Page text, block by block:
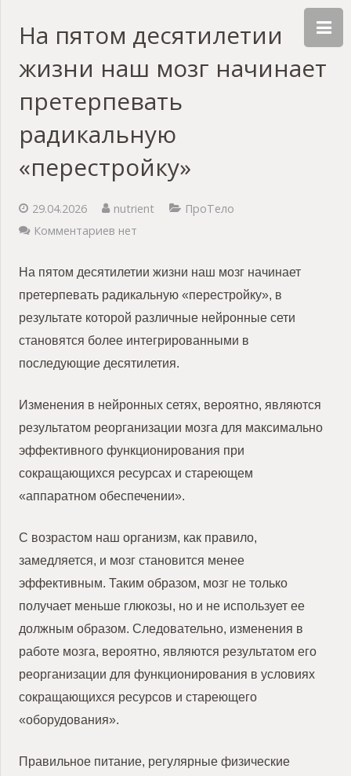
На пятом десятилетии
жизни наш мозг начинает
претерпевать
радикальную
«перестройку»
29.04.2026 nutrient
ПроТело
Комментариев нет
На пятом десятилетии жизни наш мозг начинает
претерпевать радикальную «перестройку», в
результате которой различные нейронные сети
становятся более интегрированными в
последующие десятилетия.
Изменения в нейронных сетях, вероятно, являются
результатом реорганизации мозга для максимально
эффективного функционирования при
сокращающихся ресурсах и стареющем
«аппаратном обеспечении».
С возрастом наш организм, как правило,
замедляется, и мозг становится менее
эффективным. Таким образом, мозг не только
получает меньше глюкозы, но и не использует ее
должным образом. Следовательно, изменения в
работе мозга, вероятно, являются результатом его
реорганизации для функционирования в условиях
сокращающихся ресурсов и стареющего
«оборудования».
Правильное питание, регулярные физические